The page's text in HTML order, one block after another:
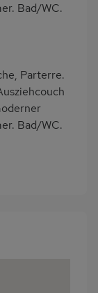
Bad/WC.
Parterre.
Bad/WC.